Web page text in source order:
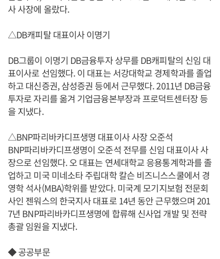
사 사장에 올랐다.
△DB캐피탈 대표이사 이명기
DB그룹이 이명기 DB금융투자 상무를 DB캐피탈의 신임 대
표이사로 선임했다. 이 대표는 서강대학교 경제학과를 졸업
하고 대신증권, 삼성증권 등에서 근무했다. 2011년 DB금융
투자로 자리를 옮겨 기업금융본부장과 프로덕트센터장 등
을 지냈다.
△BNP파리바카디프생명 대표이사 사장 오준석
BNP파리바카디프생명이 오준석 전무를 신임 대표이사 사
장으로 선임했다. 오 대표는 연세대학교 응용통계학과를 졸
업하고 미국 미네소타 주립대학 칼슨 비즈니스스쿨에서 경
영학 석사(MBA)학위를 받았다. 미국계 모기지보험 전문회
사인 젠워스의 한국지사 대표로 14년 동안 근무했으며 201
7년 BNP파리바카디프생명에 합류해 신사업 개발 및 전략
총괄 임원을 지냈다.
◆ 공공부문